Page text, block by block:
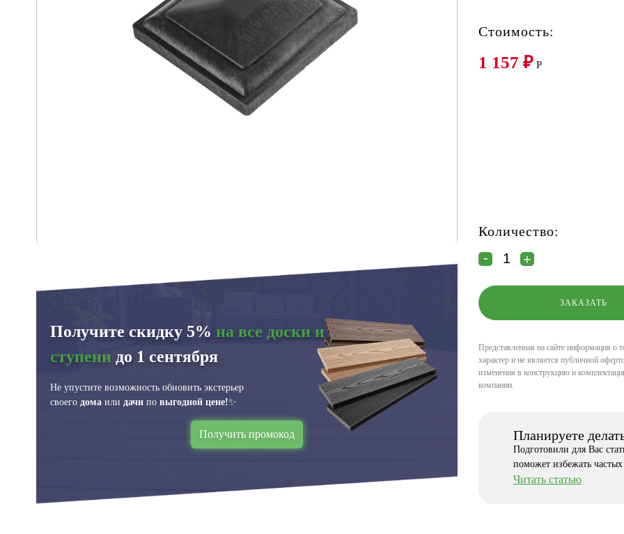
Получите скидку 5% на все доски и
ступени до 1 сентября
Не упустите возможность обновить экстерьер
своего дома или дачи по выгодной цене!✨
Получить промокод
Стоимость:
1 157 ₽ P
Количество:
Представленная на сайте информация о
характер и не является публичной
изменения в конструкцию и
компании.
Планируете
Подготовили для Вас
поможет избежать
Читать статью